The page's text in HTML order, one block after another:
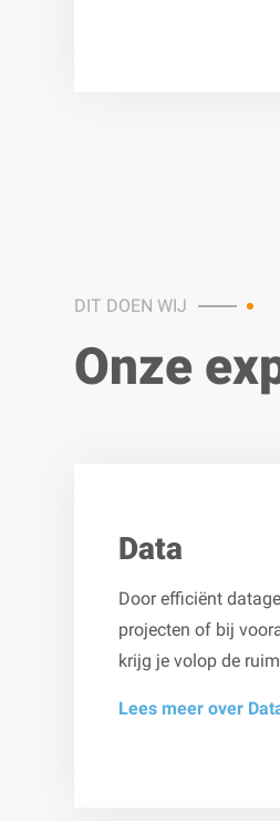
DIT DOEN WIJ
Onze
Data
Door efficiënt
projecten of bij
krijg je volop de
Lees meer over